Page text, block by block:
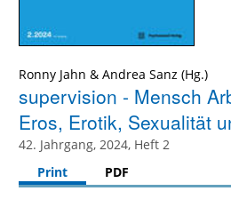
Ronny Jahn & Andrea Sanz
supervision - Mensch
Eros, Erotik, Sexualität
42. Jahrgang, 2024, Heft 2
Print
PDF